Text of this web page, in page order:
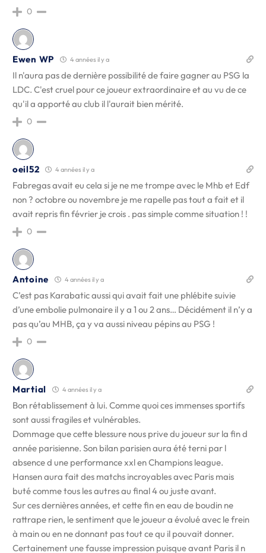
0
Ewen WP 4 années il y a
Il n'aura pas de dernière possibilité de faire gagner au PSG la
LDC. C'est cruel pour ce joueur extraordinaire et au vu de ce
qu'il a apporté au club il l'aurait bien mérité.
0
oeil52 4 années il y a
Fabregas avait eu cela si je ne me trompe avec le Mhb et Edf
non ? octobre ou novembre je me rapelle pas tout a fait et il
avait repris fin février je crois . pas simple comme situation ! !
0
Antoine 4 années il y a
C’est pas Karabatic aussi qui avait fait une phlébite suivie
d’une embolie pulmonaire il y a 1 ou 2 ans… Décidément il n’y a
pas qu’au MHB, ça y va aussi niveau pépins au PSG !
0
Martial 4 années il y a
Bon rétablissement à lui. Comme quoi ces immenses sportifs
sont aussi fragiles et vulnérables.
Dommage que cette blessure nous prive du joueur sur la fin d
année parisienne. Son bilan parisien aura été terni par l
absence d une performance xxl en Champions league.
Hansen aura fait des matchs incroyables avec Paris mais
buté comme tous les autres au final 4 ou juste avant.
Sur ces dernières années, et cette fin en eau de boudin ne
rattrape rien, le sentiment que le joueur a évolué avec le frein
à main ou en ne donnant pas tout ce qu il pouvait donner.
Certainement une fausse impression puisque avant Paris il n